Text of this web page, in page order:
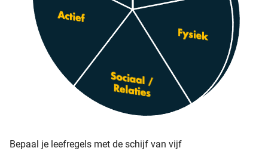
Bepaal je leefregels met de schijf van vijf